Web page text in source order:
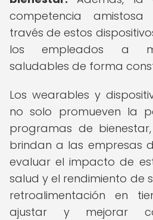
competencia
través de estos
los empleados a
saludables de forma
Los wearables y
no solo promueven la
programas de
brindan a las empresas
evaluar el impacto de
salud y el rendimiento de
retroalimentación en
ajustar y mejorar